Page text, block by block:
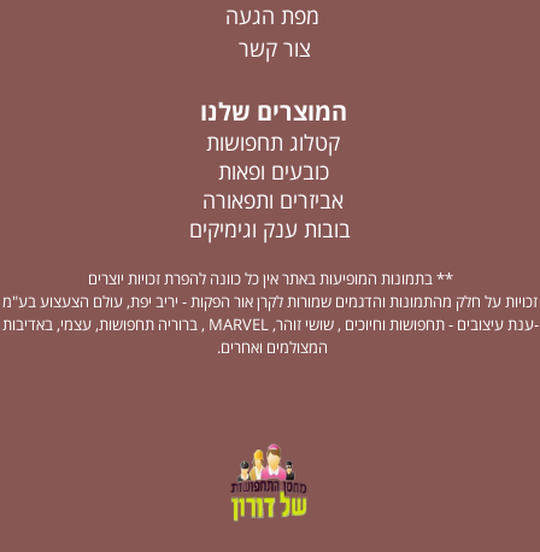
מפת הגעה
צור קשר
המוצרים שלנו
קטלוג תחפושות
כובעים ופאות
אביזרים ותפאורה
בובות ענק וגימיקים
** בתמונות המופיעות באתר אין כל כוונה להפרת זכויות יוצרים
זכויות על חלק מהתמונות והדגמים שמורות לקרן אור הפקות - יריב יפת, עולם הצעצוע בע"מ
-ענת עיצובים - תחפושות וחיוכים , שושי זוהר, MARVEL , ברוריה תחפושות, עצמי, באדיבות
המצולמים ואחרים.